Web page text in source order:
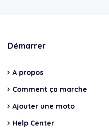
Démarrer
A propos
Comment ça marche
Ajouter une moto
Help Center